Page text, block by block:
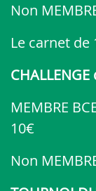
Non
Le carnet
10€
Non